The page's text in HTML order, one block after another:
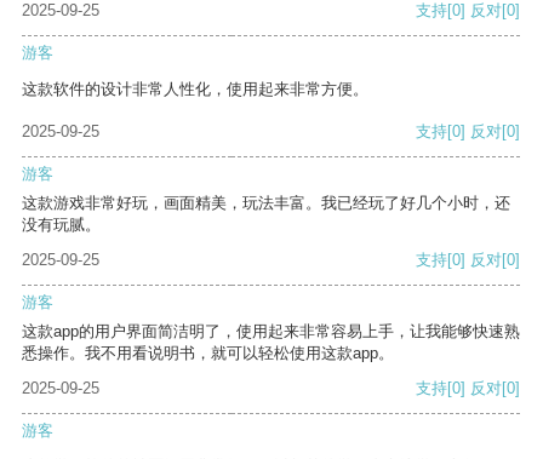
2025-09-25
支持[0] 反对[0]
游客
这款软件的设计非常人性化，使用起来非常方便。
2025-09-25 支持[0] 反对[0]
游客
这款游戏非常好玩，画面精美，玩法丰富。我已经玩了好几个小时，还
没有玩腻。
2025-09-25
支持[0] 反对[0]
游客
这款app的用户界面简洁明了，使用起来非常容易上手，让我能够快速熟
悉操作。我不用看说明书，就可以轻松使用这款app。
2025-09-25
支持[0] 反对[0]
游客